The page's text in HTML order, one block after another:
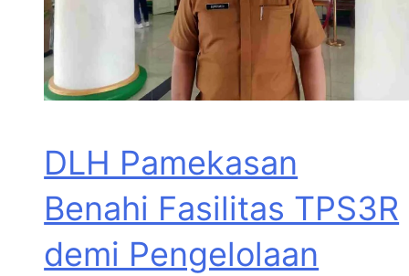
DLH Pamekasan
Benahi Fasilitas TPS3R
demi Pengelolaan